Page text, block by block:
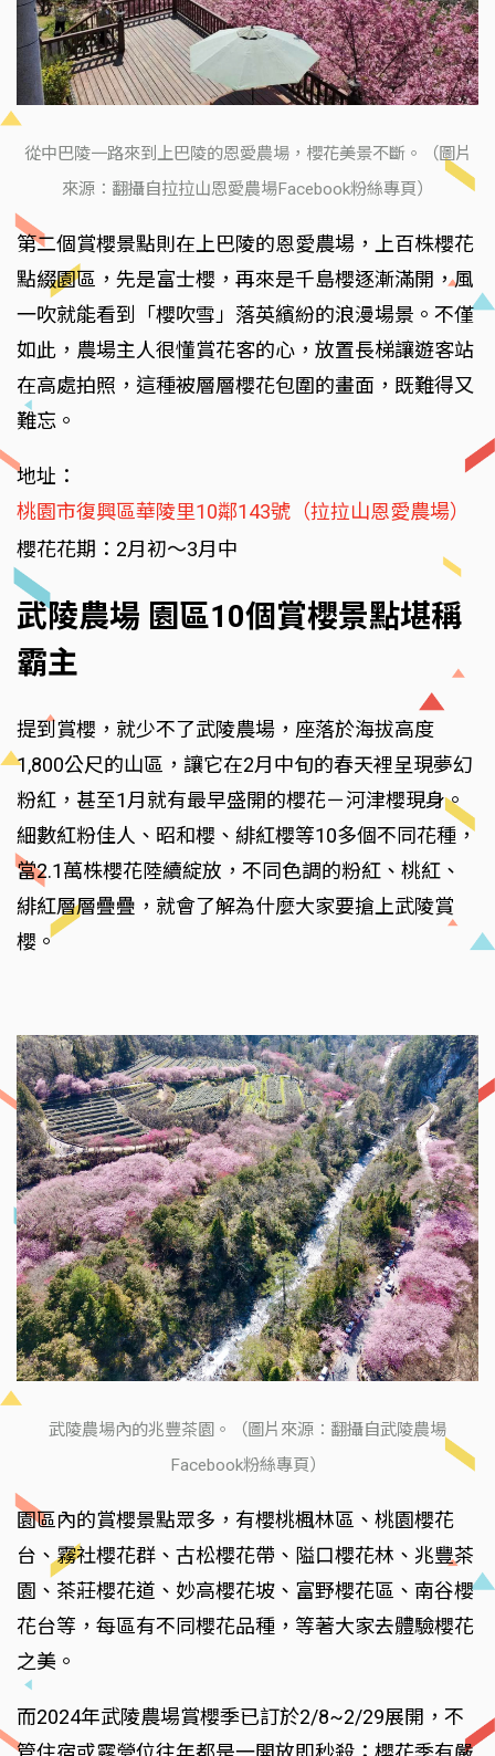
從中巴陵一路來到上巴陵的恩愛農場，櫻花美景不斷。（圖片
來源：翻攝自拉拉山恩愛農場Facebook粉絲專頁）
第二個賞櫻景點則在上巴陵的恩愛農場，上百株櫻花
點綴園區，先是富士櫻，再來是千島櫻逐漸滿開，風
一吹就能看到「櫻吹雪」落英繽紛的浪漫場景。不僅
如此，農場主人很懂賞花客的心，放置長梯讓遊客站
在高處拍照，這種被層層櫻花包圍的畫面，既難得又
難忘。
地址：
桃園市復興區華陵里10鄰143號（拉拉山恩愛農場）
櫻花花期：2月初～3月中
武陵農場 園區10個賞櫻景點堪稱
霸主
提到賞櫻，就少不了武陵農場，座落於海拔高度
1,800公尺的山區，讓它在2月中旬的春天裡呈現夢幻
粉紅，甚至1月就有最早盛開的櫻花－河津櫻現身。
細數紅粉佳人、昭和櫻、緋紅櫻等10多個不同花種，
當2.1萬株櫻花陸續綻放，不同色調的粉紅、桃紅、
緋紅層層疊疊，就會了解為什麼大家要搶上武陵賞
櫻。
武陵農場內的兆豐茶園。（圖片來源：翻攝自武陵農場
Facebook粉絲專頁）
園區內的賞櫻景點眾多，有櫻桃楓林區、桃園櫻花
台、霧社櫻花群、古松櫻花帶、隘口櫻花林、兆豐茶
園、茶莊櫻花道、妙高櫻花坡、富野櫻花區、南谷櫻
花台等，每區有不同櫻花品種，等著大家去體驗櫻花
之美。
而2024年武陵農場賞櫻季已訂於2/8~2/29展開，不